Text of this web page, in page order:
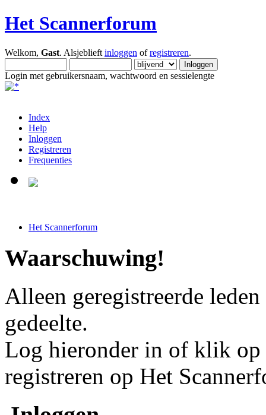
Het Scannerforum
Welkom, Gast. Alsjeblieft inloggen ofregistreren.
Login met gebruikersnaam, wachtwoord en sessielengte
Index
Help
Inloggen
Registreren
Frequenties
Het Scannerforum
Waarschuwing!
Alleen geregistreerde
gedeelte.
Log hieronder in of klik op
registreren op Het